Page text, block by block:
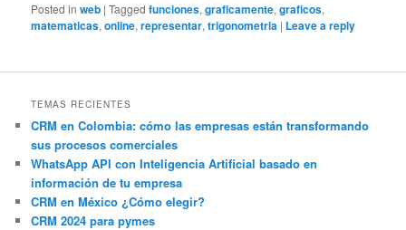
Posted in web |Tagged funciones,graficamente,graficos,
matematicas,online,representar,trigonometria | Leave a reply
TEMAS RECIENTES
CRM en Colombia: cómo las empresas están transformando
sus procesos comerciales
WhatsApp API con Inteligencia Artificial basado en
información de tu empresa
CRM en México ¿Cómo elegir?
CRM 2024 para pymes